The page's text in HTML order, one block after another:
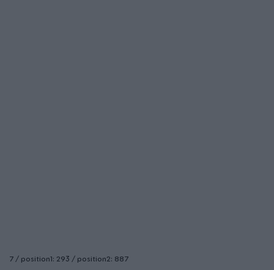
7 / position1: 293 / position2: 887